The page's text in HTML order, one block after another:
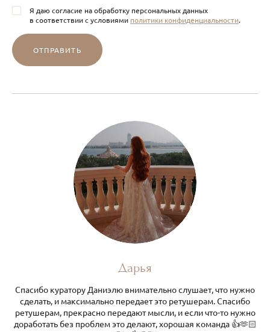
Я даю согласие на обработку персональных данных
в соответствии с условиями политики конфиденциальности.
ОТПРАВИТЬ
Дарья
Спасибо куратору Даниэлю внимательно слушает, что нужно
сделать, и максимально передает это ретушерам. Спасибо
ретушерам, прекрасно передают мысли, и если что-то нужно
доработать без проблем это делают, хорошая команда 👍🫶🏻